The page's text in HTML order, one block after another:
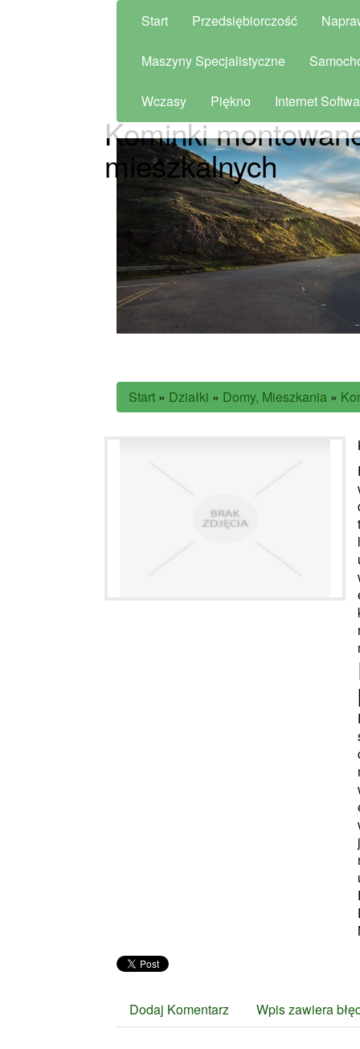
Start Przedsiębiorczość
Maszyny Specjalistyczne
Wczasy Piękno Internet
Kominki
mieszkalnych
Start » Działki » Domy, Mieszkania »
Dodaj Komentarz Wpis zawiera